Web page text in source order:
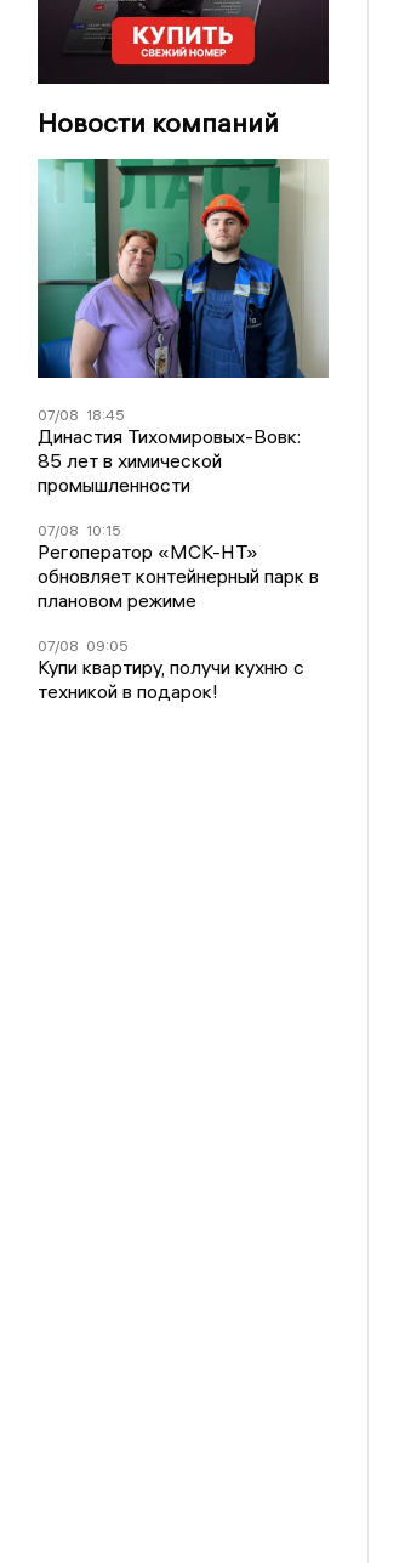
Новости компаний
07/08 18:45
Династия Тихомировых-Вовк:
85 лет в химической
промышленности
07/08 10:15
Регоператор «МСК-НТ»
обновляет контейнерный парк в
плановом режиме
07/08 09:05
Купи квартиру, получи кухню с
техникой в подарок!